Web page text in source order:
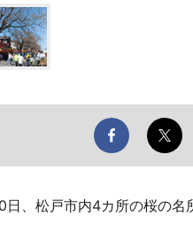
、松戸市内4カ所の桜の名